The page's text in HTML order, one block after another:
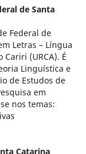
de Santa
Federal de
Letras – Língua
(URCA). É
Linguística e
de Estudos de
em
nos temas:
Catarina